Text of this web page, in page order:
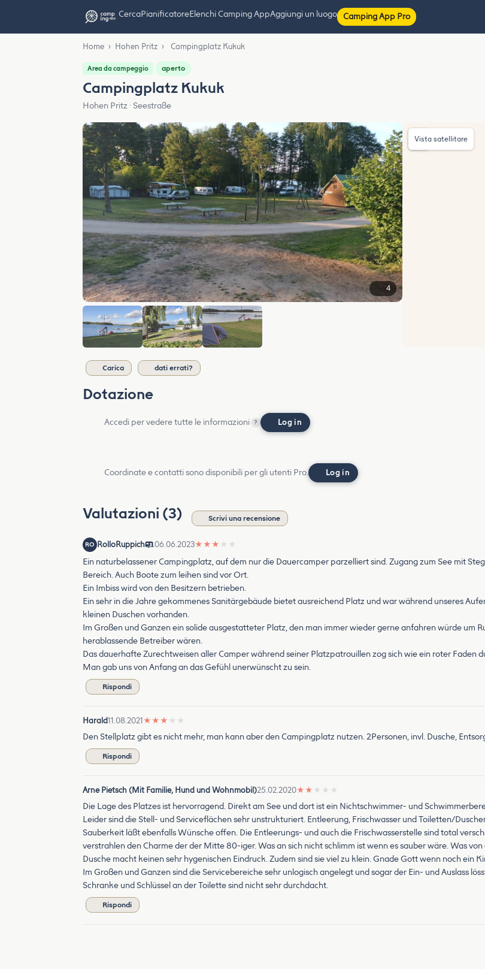
CercaPianificatoreElenchi Camping AppAggiungi un luogo Camping App Pro
Home › Hohen Pritz › Campingplatz Kukuk
Area da campeggio aperto
Campingplatz Kukuk
Hohen Pritz · Seestraße
4
Vista satellitare
Carica dati errati?
Dotazione
Accedi per vedere tutte le informazioni ? Log in
Coordinate e contatti sono disponibili per gli utenti Pro. Log in
Valutazioni (3) Scrivi una recensione
RO RolloRuppich 06.06.2023★ ★ ★ ★ ★
Ein naturbelassener Campingplatz, auf dem nur die Dauercamper parzelliert sind. Zugang zum See mit
Bereich. Auch Boote zum leihen sind vor Ort.
Ein Imbiss wird von den Besitzern betrieben.
Ein sehr in die Jahre gekommenes Sanitärgebäude bietet ausreichend Platz und war während unseres
kleinen Duschen vorhanden.
Im Großen und Ganzen ein solide ausgestatteter Platz, den man immer wieder gerne anfahren würde um
herablassende Betreiber wären.
Das dauerhafte Zurechtweisen aller Camper während seiner Platzpatrouillen zog sich wie ein roter Faden
Man gab uns von Anfang an das Gefühl unerwünscht zu sein.
Rispondi
Harald11.08.2021 ★ ★ ★ ★ ★
Den Stellplatz gibt es nicht mehr, man kann aber den Campingplatz nutzen. 2Personen, invl. Dusche,
Rispondi
Arne Pietsch (Mit Familie, Hund und Wohnmobil)25.02.2020★ ★ ★ ★ ★
Die Lage des Platzes ist hervorragend. Direkt am See und dort ist ein Nichtschwimmer- und
Leider sind die Stell- und Serviceflächen sehr unstrukturiert. Entleerung, Frischwasser und Toiletten/
Sauberkeit läßt ebenfalls Wünsche offen. Die Entleerungs- und auch die Frischwasserstelle sind total
verstrahlen den Charme der der Mitte 80-iger. Was an sich nicht schlimm ist wenn es sauber wäre. Was
Dusche macht keinen sehr hygenischen Eindruck. Zudem sind sie viel zu klein. Gnade Gott wenn noch ein
Im Großen und Ganzen sind die Servicebereiche sehr unlogisch angelegt und sogar der Ein- und Auslass
Schranke und Schlüssel an der Toilette sind nicht sehr durchdacht.
Rispondi